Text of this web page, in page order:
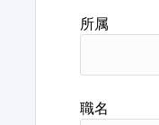
所属
職名